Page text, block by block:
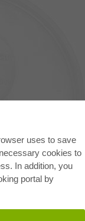
uses to save
cookies to
In addition, you
portal by